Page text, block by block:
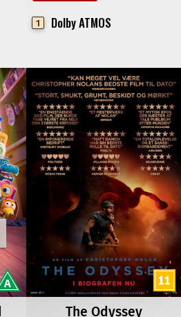
1 Dolby ATMOS
The Odyssey